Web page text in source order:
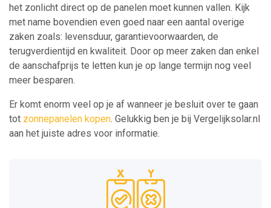
het zonlicht direct op de panelen moet kunnen vallen. Kijk
met name bovendien even goed naar een aantal overige
zaken zoals: levensduur, garantievoorwaarden, de
terugverdientijd en kwaliteit. Door op meer zaken dan enkel
de aanschafprijs te letten kun je op lange termijn nog veel
meer besparen.
Er komt enorm veel op je af wanneer je besluit over te gaan
tot zonnepanelen kopen. Gelukkig ben je bij Vergelijksolar.nl
aan het juiste adres voor informatie.